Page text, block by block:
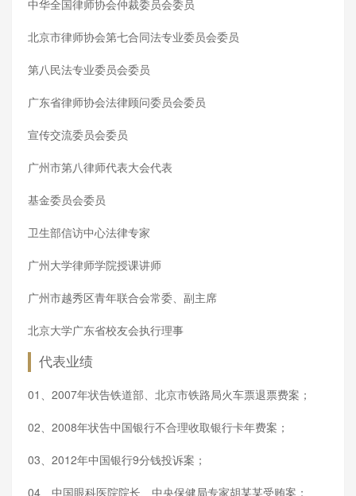
中华全国律师协会仲裁委员会委员
北京市律师协会第七合同法专业委员会委员
第八民法专业委员会委员
广东省律师协会法律顾问委员会委员
宣传交流委员会委员
广州市第八律师代表大会代表
基金委员会委员
卫生部信访中心法律专家
广州大学律师学院授课讲师
广州市越秀区青年联合会常委、副主席
北京大学广东省校友会执行理事
代表业绩
01、2007年状告铁道部、北京市铁路局火车票退票费案；
02、2008年状告中国银行不合理收取银行卡年费案；
03、2012年中国银行9分钱投诉案；
04、中国眼科医院院长、中央保健局专家胡某某受贿案；